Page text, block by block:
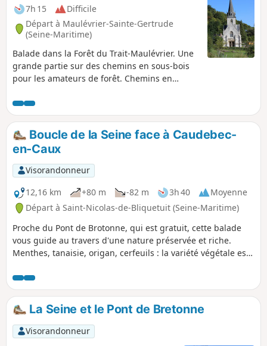
7h 15
Difficile
Départ à Maulévrier-Sainte-Gertrude
(Seine-Maritime)
Balade dans la Forêt du Trait-Maulévrier. Une
grande partie sur des chemins en sous-bois
pour les amateurs de forêt. Chemins en
Boucle de la Seine face à Caudebec-
en-Caux
Visorandonneur
12,16 km
+80 m -82 m 3h 40
Moyenne
Départ à Saint-Nicolas-de-Bliquetuit (Seine-Maritime)
Proche du Pont de Brotonne, qui est gratuit, cette balade
vous guide au travers d'une nature préservée et riche.
Menthes, tanaisie, origan, cerfeuils : la variété végétale est
par temps chaud. Vous découvrez d'abord le bord de la
Seine en suivant son cours, puis vous vous enfoncez vers la
campagne et la forêt avant de redescendre par de
charmantes petites routes vers le point de départ.
La Seine et le Pont de Bretonne
Visorandonneur